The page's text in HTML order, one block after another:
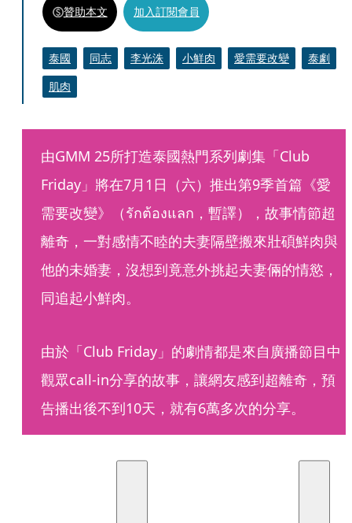
贊助本文 加入訂閱會員
泰國 同志 李光洙 小鮮肉 愛需要改變
泰劇
肌肉
由GMM 25所打造泰國熱門系列劇集「Club
Friday」將在7月1日（六）推出第9季首篇《愛
需要改變》（รักต้องแลก，暫譯），故事情節超
離奇，一對感情不睦的夫妻隔壁搬來壯碩鮮肉與
他的未婚妻，沒想到竟意外挑起夫妻倆的情慾，
同追起小鮮肉。
由於「Club Friday」的劇情都是來自廣播節目中
觀眾call-in分享的故事，讓網友感到超離奇，預
告播出後不到10天，就有6萬多次的分享。